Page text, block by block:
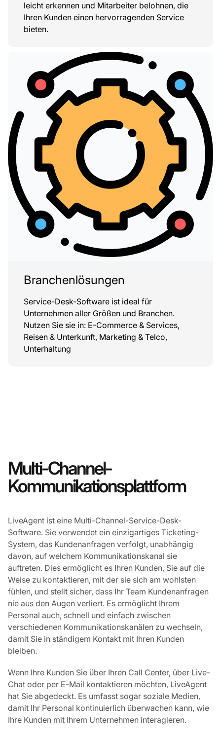
leicht erkennen und Mitarbeiter belohnen, die
Ihren Kunden einen hervorragenden Service
bieten.
Branchenlösungen
Service-Desk-Software ist ideal für
Unternehmen aller Größen und Branchen.
Nutzen Sie sie in: E-Commerce & Services,
Reisen & Unterkunft, Marketing & Telco,
Unterhaltung
Multi-Channel-
Kommunikationsplattform
LiveAgent ist eine Multi-Channel-Service-Desk-
Software. Sie verwendet ein einzigartiges Ticketing-
System, das Kundenanfragen verfolgt, unabhängig
davon, auf welchem Kommunikationskanal sie
auftreten. Dies ermöglicht es Ihren Kunden, Sie auf die
Weise zu kontaktieren, mit der sie sich am wohlsten
fühlen, und stellt sicher, dass Ihr Team Kundenanfragen
nie aus den Augen verliert. Es ermöglicht Ihrem
Personal auch, schnell und einfach zwischen
verschiedenen Kommunikationskanälen zu wechseln,
damit Sie in ständigem Kontakt mit Ihren Kunden
bleiben.
Wenn Ihre Kunden Sie über Ihren Call Center, über Live-
Chat oder per E-Mail kontaktieren möchten, LiveAgent
hat Sie abgedeckt. Es umfasst sogar soziale Medien,
damit Ihr Personal kontinuierlich überwachen kann, wie
Ihre Kunden mit Ihrem Unternehmen interagieren.